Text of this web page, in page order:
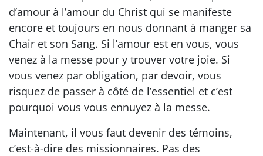
d’amour à l’amour du Christ qui se manifeste
encore et toujours en nous donnant à manger sa
Chair et son Sang. Si l’amour est en vous, vous
venez à la messe pour y trouver votre joie. Si
vous venez par obligation, par devoir, vous
risquez de passer à côté de l’essentiel et c’est
pourquoi vous vous ennuyez à la messe.
Maintenant, il vous faut devenir des témoins,
c’est-à-dire des missionnaires. Pas des